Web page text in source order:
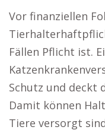
Vor finanziellen
Fällen Pflicht ist.
Schutz und deckt
Damit können
Tiere versorgt